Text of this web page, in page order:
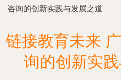
咨询的创新实践与发展之道
链接教育未来
询的创新实